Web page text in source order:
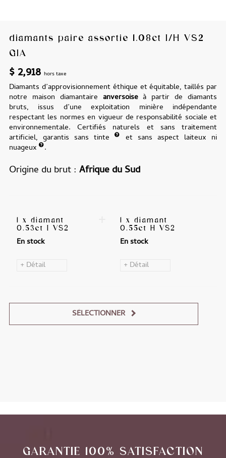
diamants paire assortie 1.08ct I/H VS2
GIA
$2,918 hors taxe
Diamants d’approvisionnement éthique et équitable, taillés par
notre maison diamantaire anversoiseà partir de diamants
bruts, issus d’une exploitation minière indépendante
respectant les normes en vigueur de responsabilité sociale et
environnementale. Certifiés naturels et sans traitement
artificiel, garantis sans tinte
et sans aspect laiteux ni
nuageux
.
Origine du brut Afrique du Sud
1 x diamant
0.53ct I VS2
En stock
+ Détail
1 x diamant
0.55ct H VS2
En stock
+ Détail
SÉLECTIONNER
GARANTIE 100% SATISFACTION